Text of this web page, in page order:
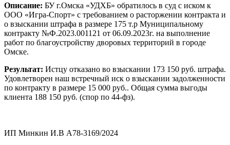
Описание: БУ г.Омска «УДХБ» обратилось в суд с иском к
ООО «Игра-Спорт» с требованием о расторжении контракта и
о взыскании штрафа в размере 175 т.р Муниципальному
контракту №Ф.2023.001121 от 06.09.2023г. на выполнение
работ по благоустройству дворовых территорий в городе
Омске.
Результат: Истцу отказано во взыскании 173 150 руб. штрафа.
Удовлетворен наш встречный иск о взыскании задолженности
по контракту в размере 15 000 руб.. Общая сумма выгоды
клиента 188 150 руб. (спор по 44-фз).
ИП Минкин И.В А78-3169/2024